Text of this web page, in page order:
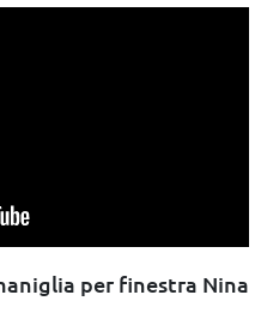
per finestra Nina